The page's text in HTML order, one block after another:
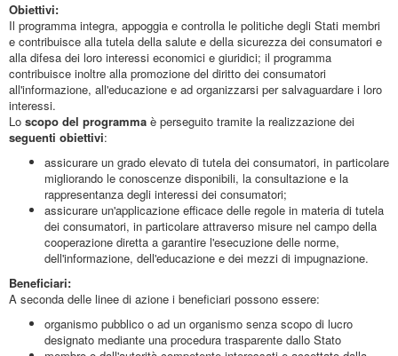
Obiettivi:
Il programma integra, appoggia e controlla le politiche degli Stati membri
e contribuisce alla tutela della salute e della sicurezza dei consumatori e
alla difesa dei loro interessi economici e giuridici; il programma
contribuisce inoltre alla promozione del diritto dei consumatori
all'informazione, all'educazione e ad organizzarsi per salvaguardare i loro
interessi.
Lo scopo del programma è perseguito tramite la realizzazione dei
seguenti obiettivi:
assicurare un grado elevato di tutela dei consumatori, in particolare
migliorando le conoscenze disponibili, la consultazione e la
rappresentanza degli interessi dei consumatori;
assicurare un'applicazione efficace delle regole in materia di tutela
dei consumatori, in particolare attraverso misure nel campo della
cooperazione diretta a garantire l'esecuzione delle norme,
dell'informazione, dell'educazione e dei mezzi di impugnazione.
Beneficiari:
A seconda delle linee di azione i beneficiari possono essere:
organismo pubblico o ad un organismo senza scopo di lucro
designato mediante una procedura trasparente dallo Stato